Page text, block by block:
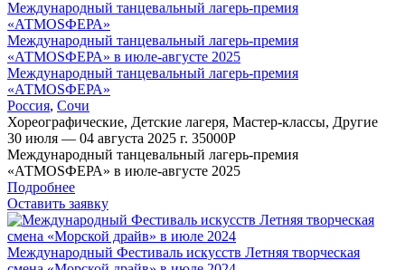
Международный танцевальный лагерь-премия
«АТМОSФЕРА»
Международный танцевальный лагерь-премия
«АТМОSФЕРА» в июле-августе 2025
Международный танцевальный лагерь-премия
«АТМОSФЕРА»
Россия, Сочи
Хореографические, Детские лагеря, Мастер-классы, Другие
30 июля — 04 августа 2025 г. 35000Р
Международный танцевальный лагерь-премия
«АТМОSФЕРА» в июле-августе 2025
Подробнее
Оставить заявку
Международный Фестиваль искусств Летняя творческая